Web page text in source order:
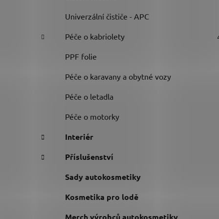
Univerzální čističe - APC
Péče o kabriolety
PPF folie
Péče o karavany a obytné vozy
Péče o letadla
Péče o motorky
Interiér
Příslušenství
Sady autokosmetiky
Kosmetika pro lodě
Merch výrobců autokosmetiky